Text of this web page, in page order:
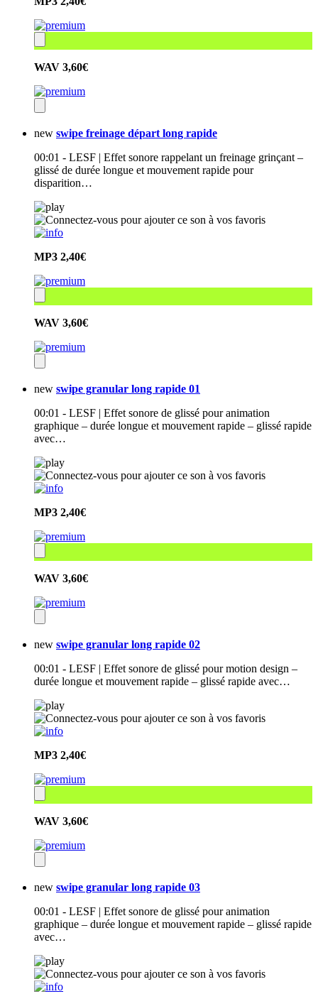
WAV 3,60€
new swipe freinage départ long rapide
00:01 - LESF | Effet sonore rappelant un freinage grinçant –
glissé de durée longue et mouvement rapide pour
disparition…
MP3 2,40€
WAV 3,60€
new swipe granular long rapide 01
00:01 - LESF | Effet sonore de glissé pour animation
graphique – durée longue et mouvement rapide – glissé rapide
avec…
MP3 2,40€
WAV 3,60€
new swipe granular long rapide 02
00:01 - LESF | Effet sonore de glissé pour motion design –
durée longue et mouvement rapide – glissé rapide avec…
MP3 2,40€
WAV 3,60€
new swipe granular long rapide 03
00:01 - LESF | Effet sonore de glissé pour animation
graphique – durée longue et mouvement rapide – glissé rapide
avec…